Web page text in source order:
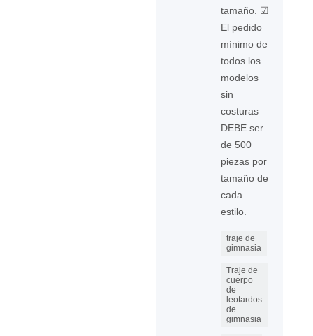
tamaño. ☑
El pedido
mínimo de
todos los
modelos
sin
costuras
DEBE ser
de 500
piezas por
tamaño de
cada
estilo.
traje de
gimnasia
Traje de
cuerpo
de
leotardos
de
gimnasia